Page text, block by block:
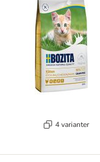
4 varianter